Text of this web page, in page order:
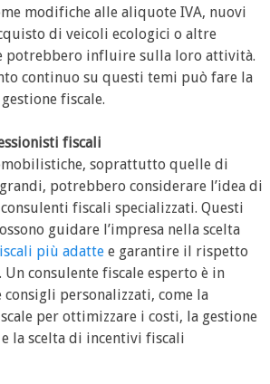
modifiche alle aliquote IVA, nuovi
di veicoli ecologici o altre
potrebbero influire sulla loro attività.
continuo su questi temi può fare la
fiscale.
fiscali
soprattutto quelle di
potrebbero considerare l’idea di
fiscali specializzati. Questi
guidare l’impresa nella scelta
più adatte e garantire il rispetto
consulente fiscale esperto è in
personalizzati, come la
per ottimizzare i costi, la gestione
la scelta di incentivi fiscali